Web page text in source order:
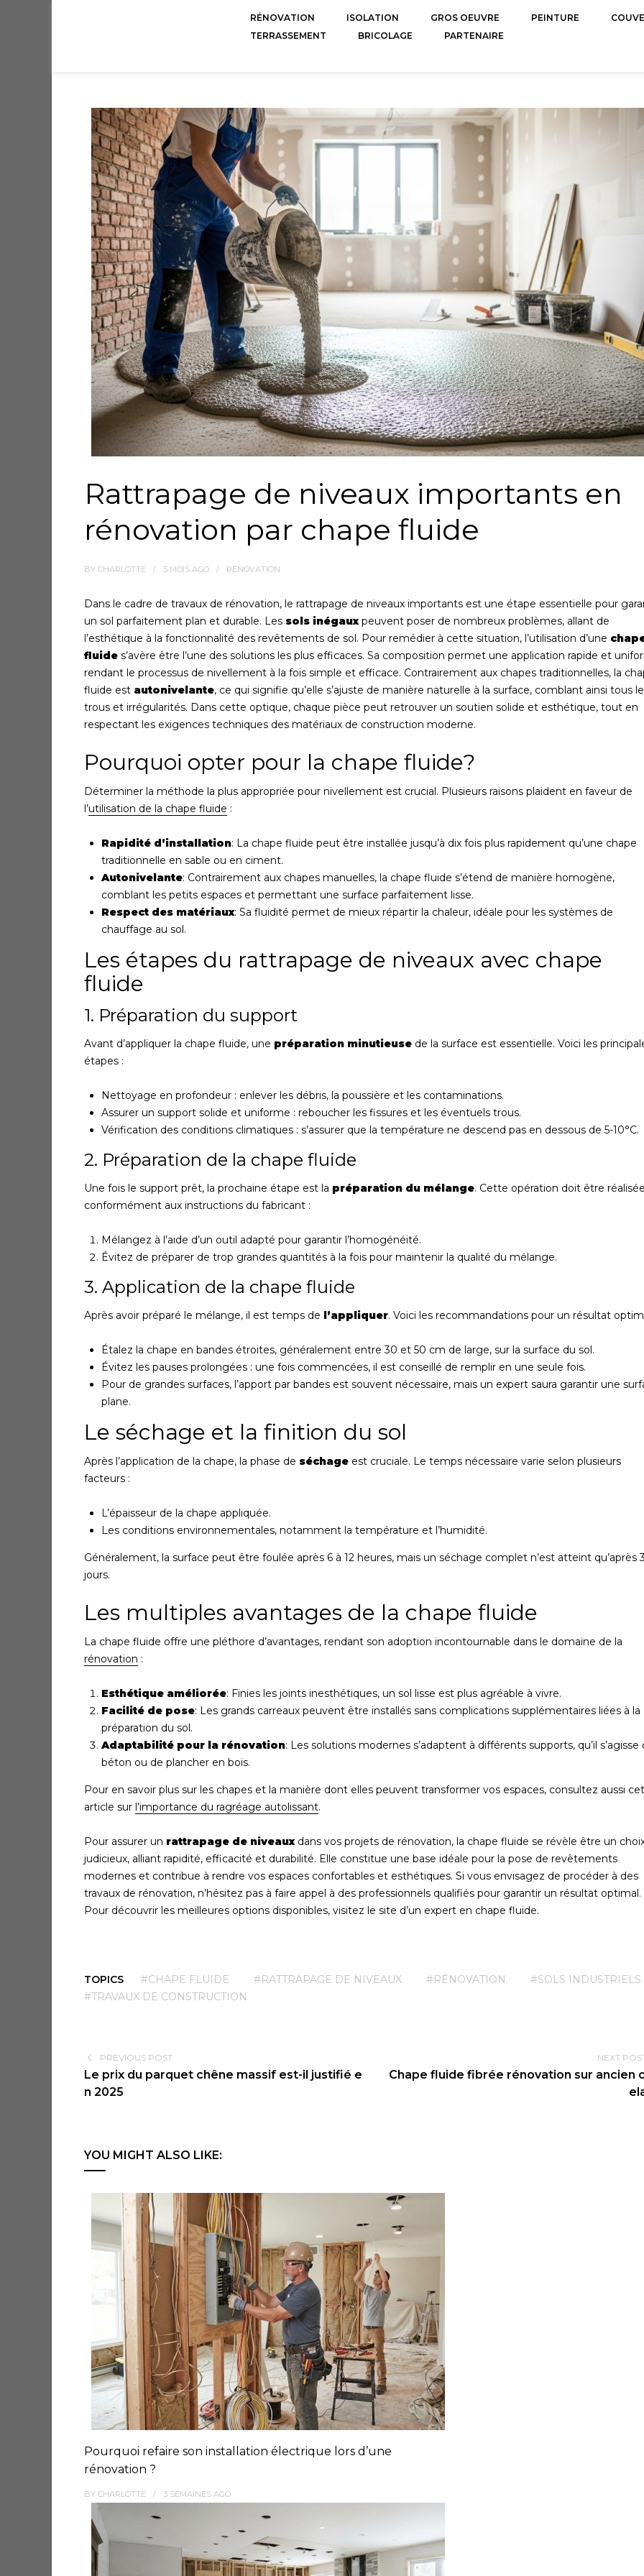
RÉNOVATION ISOLATION GROS OEUVRE PEINTURE
TERRASSEMENT
BRICOLAGE PARTENAIRE
Rattrapage de niveaux importants en
rénovation par chape fluide
BY CHARLOTTE 5 MOIS AGO RÉNOVATION
Dans le cadre de travaux de rénovation, le rattrapage de niveaux importants est une étape essentielle pour
un sol parfaitement plan et durable. Les sols inégauxpeuvent poser de nombreux problèmes, allant de
l’esthétique à la fonctionnalité des revêtements de sol. Pour remédier à cette situation, l’utilisation d’une
fluide s’avère être l’une des solutions les plus efficaces. Sa composition permet une application rapide et
rendant le processus de nivellement à la fois simple et efficace. Contrairement aux chapes traditionnelles, la
fluide est autonivelante, ce qui signifie qu’elle s’ajuste de manière naturelle à la surface, comblant ainsi tous
trous et irrégularités. Dans cette optique, chaque pièce peut retrouver un soutien solide et esthétique, tout en
respectant les exigences techniques des matériaux de construction moderne.
Pourquoi opter pour la chape fluide?
Déterminer la méthode la plus appropriée pour nivellement est crucial. Plusieurs raisons plaident en faveur de
l’utilisation de la chape fluide :
Rapidité d’installation: La chape fluide peut être installée jusqu’à dix fois plus rapidement qu’une chape
traditionnelle en sable ou en ciment.
Autonivelante: Contrairement aux chapes manuelles, la chape fluide s’étend de manière homogène,
comblant les petits espaces et permettant une surface parfaitement lisse.
Respect des matériaux: Sa fluidité permet de mieux répartir la chaleur, idéale pour les systèmes de
chauffage au sol.
Les étapes du rattrapage de niveaux avec chape
fluide
1. Préparation du support
Avant d’appliquer la chape fluide, une préparation minutieuse de la surface est essentielle. Voici les
étapes :
Nettoyage en profondeur : enlever les débris, la poussière et les contaminations.
Assurer un support solide et uniforme : reboucher les fissures et les éventuels trous.
Vérification des conditions climatiques : s’assurer que la température ne descend pas en dessous de 5-10°C.
2. Préparation de la chape fluide
Une fois le support prêt, la prochaine étape est la préparation du mélange. Cette opération doit être
conformément aux instructions du fabricant :
Mélangez à l’aide d’un outil adapté pour garantir l’homogénéité.
Évitez de préparer de trop grandes quantités à la fois pour maintenir la qualité du mélange.
3. Application de la chape fluide
Après avoir préparé le mélange, il est temps de l’appliquer. Voici les recommandations pour un résultat
Étalez la chape en bandes étroites, généralement entre 30 et 50 cm de large, sur la surface du sol.
Évitez les pauses prolongées : une fois commencées, il est conseillé de remplir en une seule fois.
Pour de grandes surfaces, l’apport par bandes est souvent nécessaire, mais un expert saura garantir une
plane.
Le séchage et la finition du sol
Après l’application de la chape, la phase de séchage est cruciale. Le temps nécessaire varie selon plusieurs
facteurs :
L’épaisseur de la chape appliquée.
Les conditions environnementales, notamment la température et l’humidité.
Généralement, la surface peut être foulée après 6 à 12 heures, mais un séchage complet n’est atteint qu’après
jours.
Les multiples avantages de la chape fluide
La chape fluide offre une pléthore d’avantages, rendant son adoption incontournable dans le domaine de la
rénovation :
Esthétique améliorée: Finies les joints inesthétiques, un sol lisse est plus agréable à vivre.
Facilité de pose: Les grands carreaux peuvent être installés sans complications supplémentaires liées à la
préparation du sol.
Adaptabilité pour la rénovation: Les solutions modernes s’adaptent à différents supports, qu’il s’agisse
béton ou de plancher en bois.
Pour en savoir plus sur les chapes et la manière dont elles peuvent transformer vos espaces, consultez aussi cet
article sur l’importance du ragréage autolissant.
Pour assurer un rattrapage de niveauxdans vos projets de rénovation, la chape fluide se révèle être un
judicieux, alliant rapidité, efficacité et durabilité. Elle constitue une base idéale pour la pose de revêtements
modernes et contribue à rendre vos espaces confortables et esthétiques. Si vous envisagez de procéder à des
travaux de rénovation, n’hésitez pas à faire appel à des professionnels qualifiés pour garantir un résultat optimal.
Pour découvrir les meilleures options disponibles, visitez le site d’un expert en chape fluide.
TOPICS #CHAPE FLUIDE #RATTRAPAGE DE NIVEAUX #RÉNOVATION
#SOLS INDUSTRIELS
#TRAVAUX DE CONSTRUCTION
PREVIOUS POST
Le prix du parquet chêne massif est-il justifié e
n 2025
NEXT
Chape fluide fibrée rénovation sur ancien
YOU MIGHT ALSO LIKE:
Pourquoi refaire son installation électrique lors d’une
rénovation ?
BY CHARLOTTE 3 SEMAINES AGO